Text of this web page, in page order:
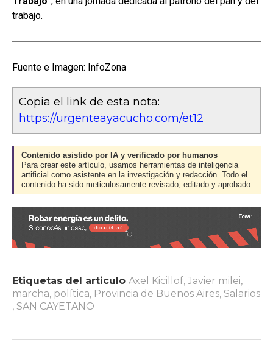
trabajo.
Fuente e Imagen: InfoZona
Copia el link de esta nota:
https://urgenteayacucho.com/et12
Contenido asistido por IA y verificado por humanos
Para crear este artículo, usamos herramientas de inteligencia
artificial como asistente en la investigación y redacción. Todo el
contenido ha sido meticulosamente revisado, editado y aprobado.
Etiquetas del articulo Axel Kicillof, Javier milei,
marcha, política, Provincia de Buenos Aires, Salarios
, SAN CAYETANO